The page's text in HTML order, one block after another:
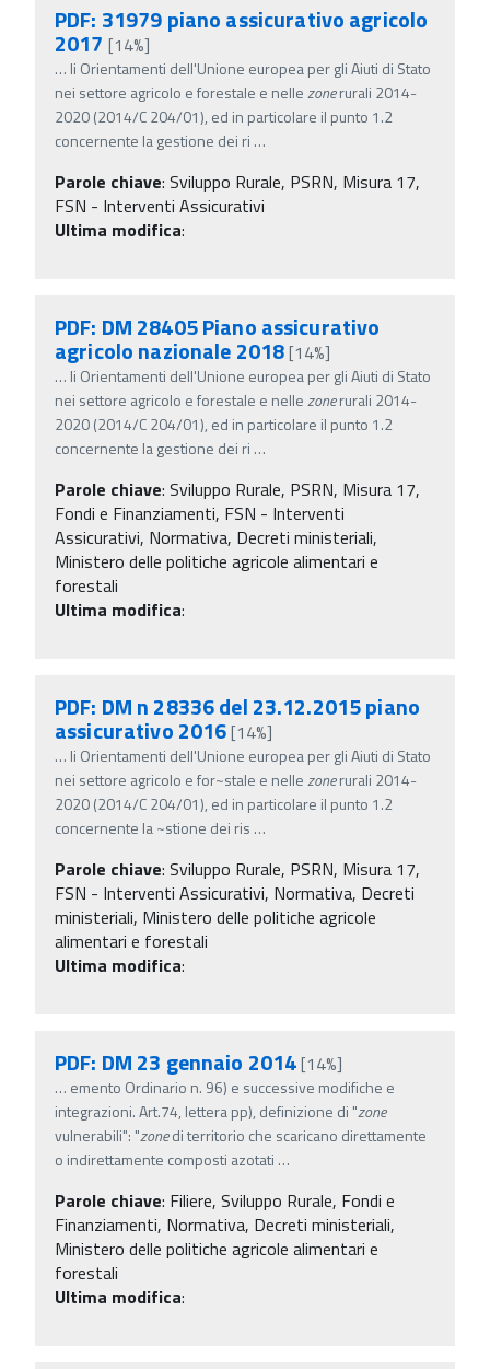
PDF: 31979 piano assicurativo agricolo
2017 [14%]
… li Orientamenti dell'Unione europea per gli Aiuti di Stato
nei settore agricolo e forestale e nellezonerurali 2014-
2020 (2014/C 204/01), ed in particolare il punto 1.2
concernente la gestione dei ri …
Parole chiave: Sviluppo Rurale, PSRN, Misura 17,
FSN - Interventi Assicurativi
Ultima modifica:
PDF: DM 28405 Piano assicurativo
agricolo nazionale 2018[14%]
… li Orientamenti dell'Unione europea per gli Aiuti di Stato
nei settore agricolo e forestale e nellezonerurali 2014-
2020 (2014/C 204/01), ed in particolare il punto 1.2
concernente la gestione dei ri …
Parole chiave: Sviluppo Rurale, PSRN, Misura 17,
Fondi e Finanziamenti, FSN - Interventi
Assicurativi, Normativa, Decreti ministeriali,
Ministero delle politiche agricole alimentari e
forestali
Ultima modifica:
PDF: DM n 28336 del 23.12.2015 piano
assicurativo 2016[14%]
… li Orientamenti dell'Unione europea per gli Aiuti di Stato
nei settore agricolo e for~stale e nellezonerurali 2014-
2020 (2014/C 204/01), ed in particolare il punto 1.2
concernente la ~stione dei ris …
Parole chiave: Sviluppo Rurale, PSRN, Misura 17,
FSN - Interventi Assicurativi, Normativa, Decreti
ministeriali, Ministero delle politiche agricole
alimentari e forestali
Ultima modifica:
PDF: DM 23 gennaio 2014[14%]
… emento Ordinario n. 96) e successive modifiche e
integrazioni. Art.74, lettera pp), definizione di "zone
vulnerabili": "zonedi territorio che scaricano direttamente
o indirettamente composti azotati …
Parole chiave: Filiere, Sviluppo Rurale, Fondi e
Finanziamenti, Normativa, Decreti ministeriali,
Ministero delle politiche agricole alimentari e
forestali
Ultima modifica: